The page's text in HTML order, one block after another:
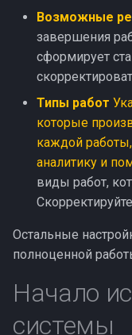
Возможные
завершения
сформирует
Типы работ
которые
каждой
аналитику и
виды работ,
Остальные
полноценной
Начало
системы